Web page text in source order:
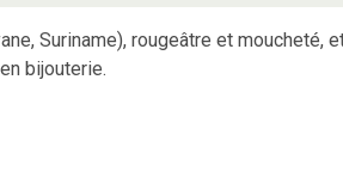
Suriname), rougeâtre et moucheté,
bijouterie.